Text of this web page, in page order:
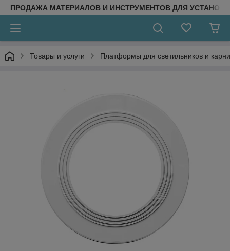
ПРОДАЖА МАТЕРИАЛОВ И ИНСТРУМЕНТОВ ДЛЯ
Товары и услуги Платформы для светильников и